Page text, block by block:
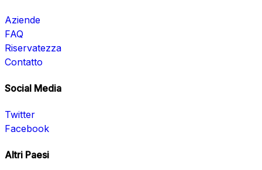
Aziende
FAQ
Riservatezza
Contatto
Social Media
Twitter
Facebook
Altri Paesi